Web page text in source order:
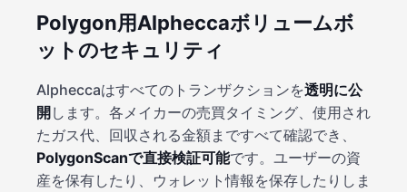
Polygon用Alpheccaボリュームボ
ットのセキュリティ
Alpheccaはすべてのトランザクションを透明に公
開します。各メイカーの売買タイミング、使用され
たガス代、回収される金額まですべて確認でき、
PolygonScanで直接検証可能です。ユーザーの資
産を保有したり、ウォレット情報を保存したりしま